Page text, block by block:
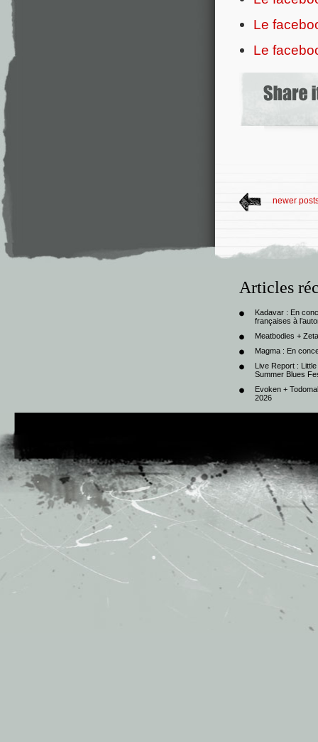
Le
Le
newer
Articles
Kadavar : En
françaises à
Meatbodies +
Magma : En
Live Report :
Summer Blues
Evoken +
2026